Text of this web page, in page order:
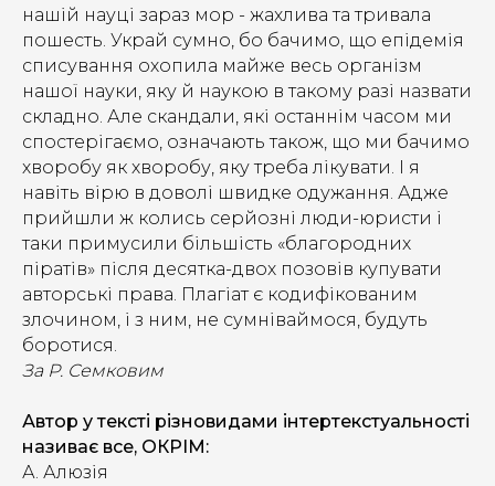
нашій науці зараз мор - жахлива та тривала
пошесть. Украй сумно, бо бачимо, що епідемія
списування охопила майже весь організм
нашої науки, яку й наукою в такому разі назвати
складно. Але скандали, які останнім часом ми
спостерігаємо, означають також, що ми бачимо
хворобу як хворобу, яку треба лікувати. І я
навіть вірю в доволі швидке одужання. Адже
прийшли ж колись серйозні люди-юристи і
таки примусили більшість «благородних
піратів» після десятка-двох позовів купувати
авторські права. Плагіат є кодифікованим
злочином, і з ним, не сумніваймося, будуть
боротися.
За Р. Семковим
Автор у тексті різновидами інтертекстуальності
називає все, ОКРІМ:
А. Алюзія